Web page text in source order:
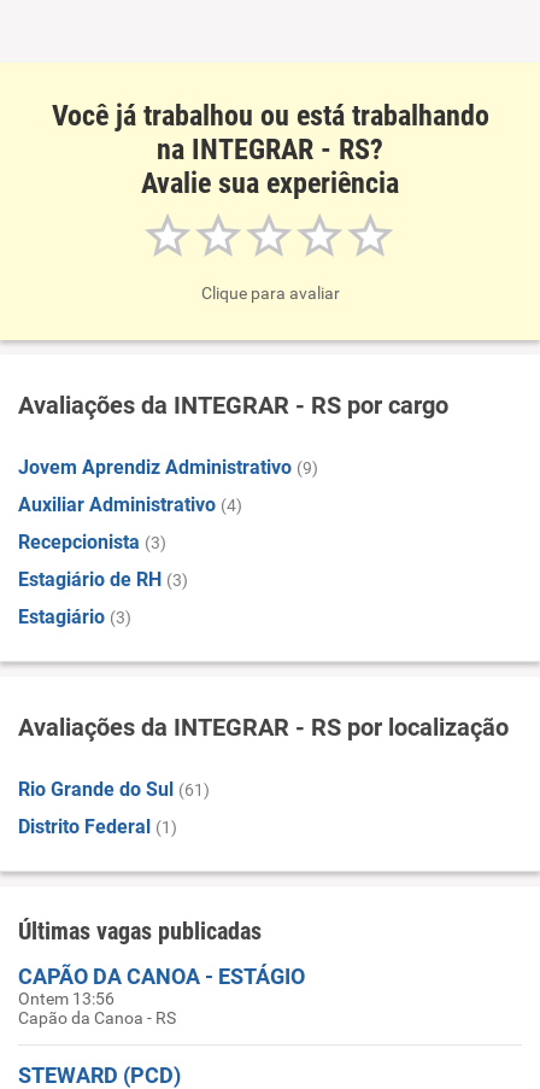
Você já trabalhou ou está trabalhando
na INTEGRAR - RS?
Avalie sua experiência
Clique para avaliar
Avaliações da INTEGRAR - RS por cargo
Jovem Aprendiz Administrativo (9)
Auxiliar Administrativo (4)
Recepcionista (3)
Estagiário de RH (3)
Estagiário (3)
Avaliações da INTEGRAR - RS por localização
Rio Grande do Sul (61)
Distrito Federal (1)
Últimas vagas publicadas
CAPÃO DA CANOA - ESTÁGIO
Ontem 13:56
Capão da Canoa - RS
STEWARD (PCD)